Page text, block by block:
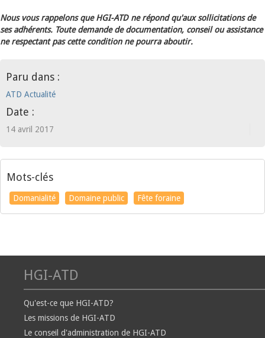
Nous vous rappelons que HGI-ATD ne répond qu'aux sollicitations de
ses adhérents. Toute demande de documentation, conseil ou assistance
ne respectant pas cette condition ne pourra aboutir.
Paru dans :
ATD Actualité
Date :
14 avril 2017
Mots-clés
Domanialité Domaine public Fête foraine
HGI-ATD
Qu'est-ce que HGI-ATD?
Les missions de HGI-ATD
Le conseil d'administration de HGI-ATD